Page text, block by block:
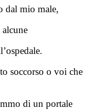
dal mio male,
alcune
soccorso o voi che
di un portale